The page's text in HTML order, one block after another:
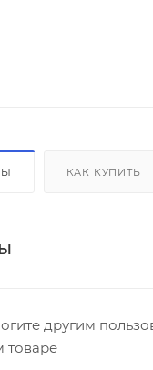
КАК КУПИТЬ
другим
товаре